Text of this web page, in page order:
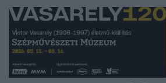
Skip
content